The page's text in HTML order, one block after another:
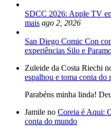
SDCC 2026: Apple TV
mais ago 2, 2026
San Diego Comic Con
experiências Silo e
Zuleide da Costa Riechi
espalhou e toma conta do
Parabéns minha linda!
Jamile no Coreia é Aqui:
conta do mundo